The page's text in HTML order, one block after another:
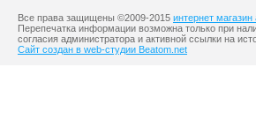
Все права защищены ©2009-2015 интернет магазин
Перепечатка информации возможна только при
согласия администратора и активной ссылки на
Сайт создан в web-студии Beatom.net